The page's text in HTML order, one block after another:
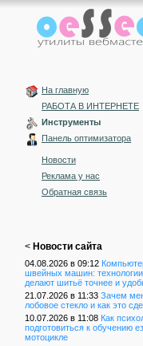
На главную
РАБОТА В ИНТЕРНЕТЕ
Инструменты
Панель оптимизатора
Новости
Реклама у нас
Обратная связь
< Новости сайта
04.08.2026 в 09:12
швейных машин:
делают шитьё точнее и
21.07.2026 в 11:33 Зачем
лобовое стекло и как это
10.07.2026 в 11:08 Как
подготовиться к обучению
мотоцикле